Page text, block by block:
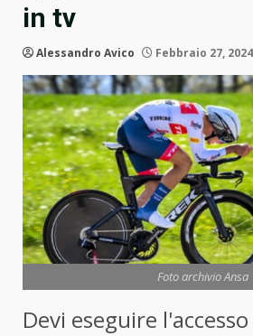
in tv
Alessandro Avico Febbraio 27, 2024
Foto archivio Ansa
Devi eseguire